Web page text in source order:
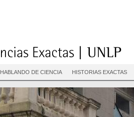
HABLANDO DE CIENCIA HISTORIAS EXACTAS